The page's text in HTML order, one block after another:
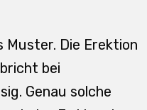
Muster. Die Erektion
bei
Genau solche